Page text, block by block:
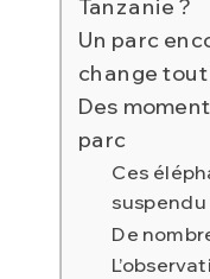
Tanzanie ?
Un parc
change tout
Des
parc
Ces
suspendu
De